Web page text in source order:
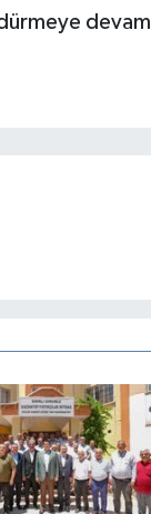
devam